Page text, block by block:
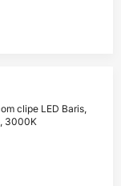
clipe LED Baris,
3000K